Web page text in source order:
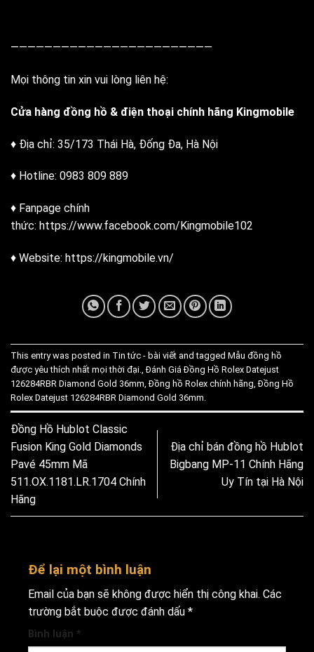
————————————————————————
Mọi thông tin xin vui lòng liên hệ:
Cửa hàng đồng hồ & điện thoại chính hãng Kingmobile
♦ Địa chỉ: 35/173 Thái Hà, Đống Đa, Hà Nội
♦ Hotline: 0983 809 889
♦ Fanpage chính
thức: https://www.facebook.com/Kingmobile102
♦ Website: https://kingmobile.vn/
This entry was posted in Tin tức - bài viết and tagged Mẫu đồng hồ
được yêu thích nhất mọi thời đại.,Đánh Giá Đồng Hồ Rolex Datejust
126284RBR Diamond Gold 36mm,Đồng hồ Rolex chính hãng,Đồng Hồ
Rolex Datejust 126284RBR Diamond Gold 36mm.
Đồng Hồ Hublot Classic
Fusion King Gold Diamonds
Pavé 45mm Mã
511.OX.1181.LR.1704 Chính
Hãng
Địa chỉ bán đồng hồ Hublot
Bigbang MP-11 Chính Hãng
Uy Tín tại Hà Nội
Để lại một bình luận
Email của bạn sẽ không được hiển thị công khai. Các
trường bắt buộc được đánh dấu *
Bình luận *